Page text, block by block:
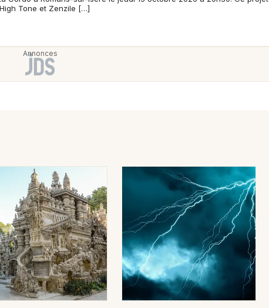
26 - Drôme
Choisir mes départements
Mon email
Tone et Zenzile […]